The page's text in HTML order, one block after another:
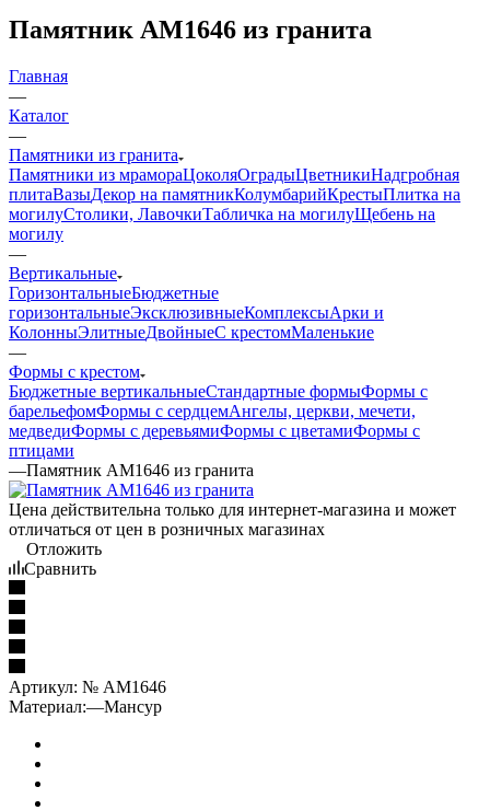
Памятник AM1646 из гранита
Главная
—
Каталог
—
Памятники из гранита
Памятники из мрамораЦоколяОградыЦветникиНадгробная
плитаВазыДекор на памятникКолумбарийКрестыПлитка на
могилуСтолики, ЛавочкиТабличка на могилуЩебень на
могилу
—
Вертикальные
ГоризонтальныеБюджетные
горизонтальныеЭксклюзивныеКомплексыАрки и
КолонныЭлитныеДвойныеС крестомМаленькие
—
Формы с крестом
Бюджетные вертикальныеСтандартные формыФормы с
барельефомФормы с сердцемАнгелы, церкви, мечети,
медведиФормы с деревьямиФормы с цветамиФормы с
птицами
—Памятник AM1646 из гранита
Цена действительна только для интернет-магазина и может
отличаться от цен в розничных магазинах
Отложить
Сравнить
Артикул: № AM1646
Материал:—Мансур